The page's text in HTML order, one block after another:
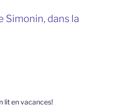
Simonin, dans la
lit en vacances!